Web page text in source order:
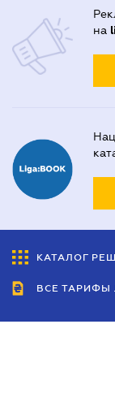
на
КАТАЛОГ
ВСЕ ТАРИФЫ